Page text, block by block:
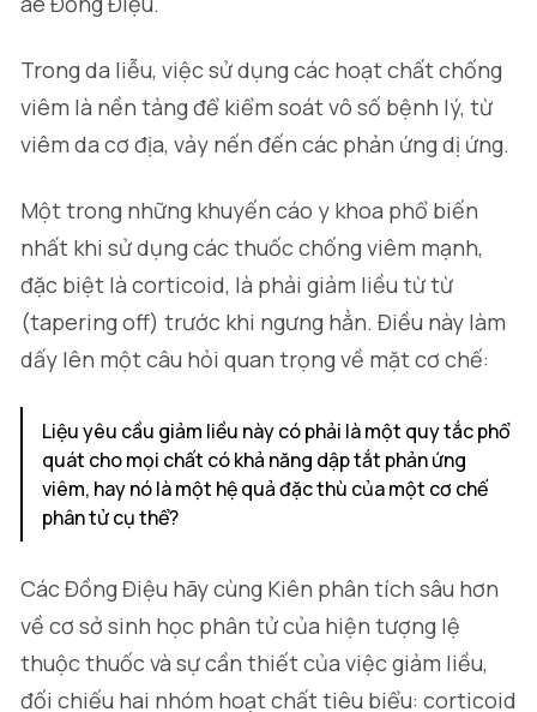
Trong da liễu, việc sử dụng các hoạt chất chống
viêm là nền tảng để kiểm soát vô số bệnh lý, từ
viêm da cơ địa, vảy nến đến các phản ứng dị ứng.
Một trong những khuyến cáo y khoa phổ biến
nhất khi sử dụng các thuốc chống viêm mạnh,
đặc biệt là corticoid, là phải giảm liều từ từ
(tapering off) trước khi ngưng hẳn. Điều này làm
dấy lên một câu hỏi quan trọng về mặt cơ chế:
Liệu yêu cầu giảm liều này có phải là một quy tắc phổ
quát cho mọi chất có khả năng dập tắt phản ứng
viêm, hay nó là một hệ quả đặc thù của một cơ chế
phân tử cụ thể?
Các Đồng Điệu hãy cùng Kiên phân tích sâu hơn
về cơ sở sinh học phân tử của hiện tượng lệ
thuộc thuốc và sự cần thiết của việc giảm liều,
đối chiếu hai nhóm hoạt chất tiêu biểu: corticoid